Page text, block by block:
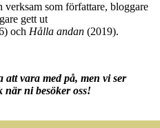
verksam som författare, bloggare
gett ut
och Hålla andan (2019).
att vara med på, men vi ser
när ni besöker oss!